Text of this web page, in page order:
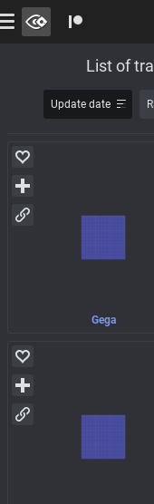
List of
Update date
Gega